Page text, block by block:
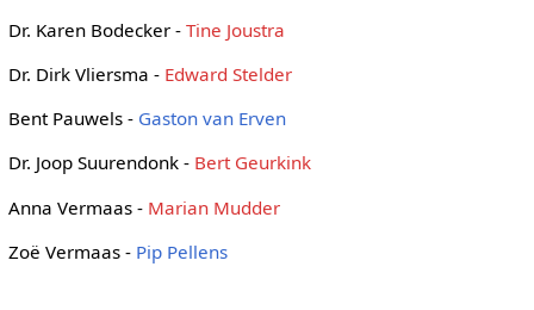
Dr. Karen Bodecker - Tine Joustra
Dr. Dirk Vliersma - Edward Stelder
Bent Pauwels - Gaston van Erven
Dr. Joop Suurendonk - Bert Geurkink
Anna Vermaas - Marian Mudder
Zoë Vermaas - Pip Pellens